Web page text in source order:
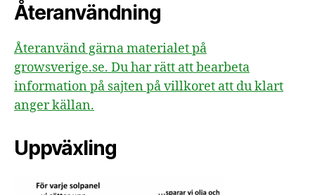
Återanvändning
Återanvänd gärna materialet på
growsverige.se. Du har rätt att bearbeta
information på sajten på villkoret att du klart
anger källan.
Uppväxling